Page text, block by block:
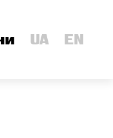
UA EN